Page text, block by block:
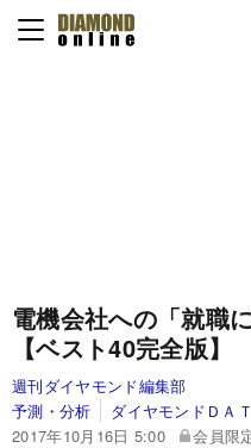
電機会社への「就職
【ベスト40完全版】
週刊ダイヤモンド編集部
予測・分析
ダイヤモンドＤＡ
2017年10月16日 5:00
会員限